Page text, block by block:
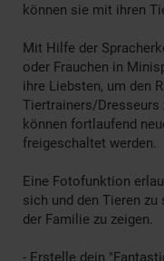
können sie mit ihren
Mit Hilfe der
oder Frauchen in
ihre Liebsten, um den
Tiertrainers/Dresseurs
können fortlaufend
freigeschaltet werden.
Eine Fotofunktion
sich und den Tieren zu
der Familie zu zeigen.
- Erstelle dein